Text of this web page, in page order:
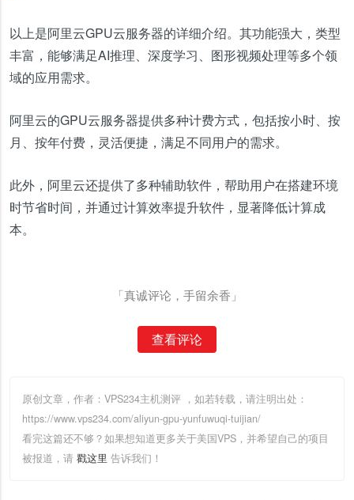
以上是阿里云GPU云服务器的详细介绍。其功能强大，类型
丰富，能够满足AI推理、深度学习、图形视频处理等多个领
域的应用需求。
阿里云的GPU云服务器提供多种计费方式，包括按小时、按
月、按年付费，灵活便捷，满足不同用户的需求。
此外，阿里云还提供了多种辅助软件，帮助用户在搭建环境
时节省时间，并通过计算效率提升软件，显著降低计算成
本。
「真诚评论，手留余香」
查看评论
原创文章，作者：VPS234主机测评 ，如若转载，请注明出处：
https://www.vps234.com/aliyun-gpu-yunfuwuqi-tuijian/
看完这篇还不够？如果想知道更多关于美国VPS，并希望自己的项目
被报道，请 戳这里 告诉我们！